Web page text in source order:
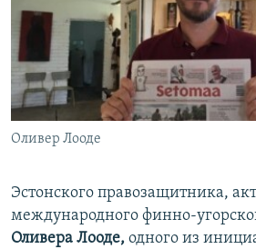
ПОБЕДИТЕЛЕЙ НЕ СУДЯТ?
КРЫМ.НЕПОКОРЕННЫЙ
ELIFBE
УКРАИНСКАЯ ПРОБЛЕМА КРЫМА
ПРИСОЕДИНЯЙТЕСЬ!
Все сайты RFE/RL
Оливер Лооде
Эстонского правозащитника,
международного финно-
Оливера Лооде, одного из